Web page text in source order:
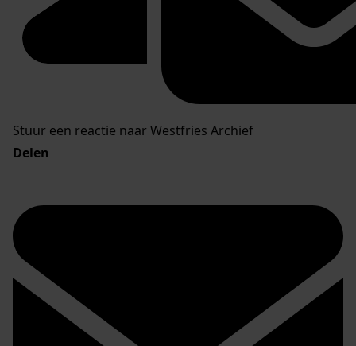
Stuur een reactie naar Westfries Archief
Delen